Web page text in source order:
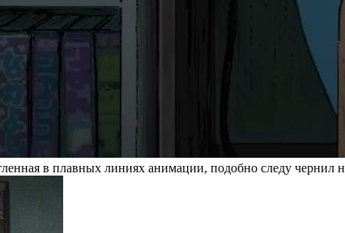
в плавных линиях анимации, подобно следу